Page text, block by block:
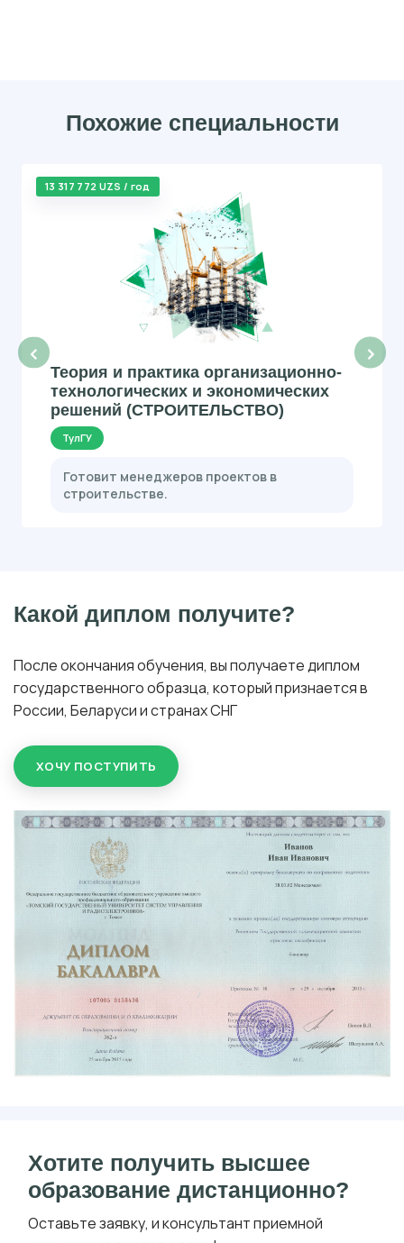
Похожие специальности
‹
13 317 772 UZS / год
Теория и практика организационно-
технологических и экономических
решений (СТРОИТЕЛЬСТВО)
ТулГУ
Готовит менеджеров проектов в
строительстве.
›
Какой диплом получите?
После окончания обучения, вы получаете диплом
государственного образца, который признается в
России, Беларуси и странах СНГ
ХОЧУ ПОСТУПИТЬ
Хотите получить высшее
образование дистанционно?
Оставьте заявку, и консультант приемной